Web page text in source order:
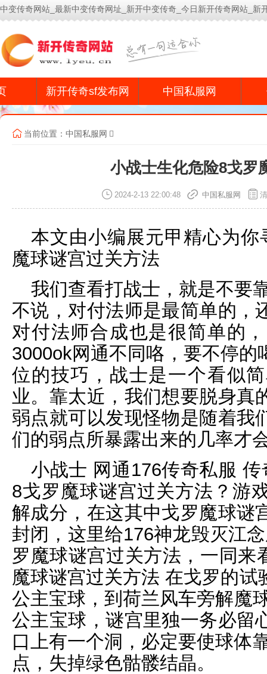
中变传奇网站_最新中变传奇网址_新开中变传奇_今日新开传奇网站_新
新开传奇sf发布网 中国私服网
当前位置： 中国私服网
小战士生化危险8戈罗
2024-2-13 22:00:48 中国私服网
本文由小编展元甲精心为
魔球谜宫过关方法
我们查看打战士，就是不要
不说，对付法师是最简单的，
对付法师合成也是很简单的
3000ok网通不同咯，要不停
位的技巧，战士是一个看似
业。靠太近，我们想要脱身真
弱点就可以发现怪物是随着我
们的弱点所暴露出来的几率才
小战士 网通176传奇私服
8戈罗魔球谜宫过关方法？游
解成分，在这其中戈罗魔球谜
封闭，这里给176神龙毁灭江
罗魔球谜宫过关方法，一同来
魔球谜宫过关方法 在戈罗的
公主宝球，到荷兰风车旁解魔
公主宝球，谜宫里独一务必留
口上有一个洞，必定要使球体
点，失掉绿色骷髅结晶。